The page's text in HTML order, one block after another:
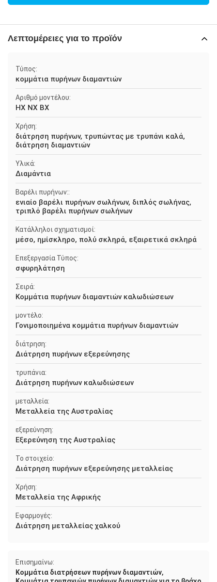
Λεπτομέρειες για το προϊόν
Τύπος:
κομμάτια πυρήνων διαμαντιών
Αριθμό μοντέλου:
HX NX BX
Χρήση:
διάτρηση πυρήνων, τρυπώντας με τρυπάνι καλά,
διάτρηση διαμαντιών
Υλικά:
Διαμάντια
Βαρέλι πυρήνων::
ενιαίο βαρέλι πυρήνων σωλήνων, διπλός σωλήνας,
τριπλό βαρέλι πυρήνων σωλήνων
Κατάλληλοι σχηματισμοί:
μέσο, ημίσκληρο, πολύ σκληρά, εξαιρετικά σκληρά
Επεξεργασία Τύπος:
σφυρηλάτηση
Σειρά:
Κομμάτια πυρήνων διαμαντιών καλωδιώσεων
μοντέλο:
Γονιμοποιημένα κομμάτια πυρήνων διαμαντιών
διάτρηση:
Διάτρηση πυρήνων εξερεύνησης
τρυπάνια:
Διάτρηση πυρήνων καλωδιώσεων
μεταλλεία:
Μεταλλεία της Αυστραλίας
εξερεύνηση:
Εξερεύνηση της Αυστραλίας
Το στοιχείο:
Διάτρηση πυρήνων εξερεύνησης μεταλλείας
Χρήση:
Μεταλλεία της Αφρικής
Εφαρμογές:
Διάτρηση μεταλλείας χαλκού
Επισημαίνω:
Κομμάτια διατρήσεων πυρήνων διαμαντιών,